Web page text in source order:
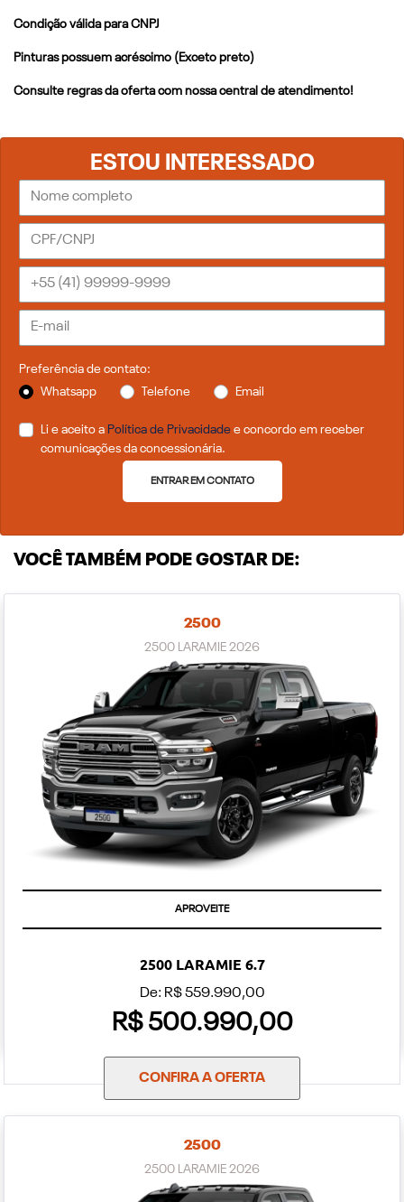
Condição válida para CNPJ
Pinturas possuem acréscimo (Exceto preto)
Consulte regras da oferta com nossa central de atendimento!
ESTOU INTERESSADO
Preferência de contato:
Whatsapp
Telefone Email
Li e aceito a Política de Privacidade e concordo em receber
comunicações da concessionária.
ENTRAR EM CONTATO
VOCÊ TAMBÉM PODE GOSTAR DE:
2500
2500 LARAMIE 2026
APROVEITE
2500 LARAMIE 6.7
De: R$ 559.990,00
R$ 500.990,00
CONFIRA A OFERTA
2500
2500 LARAMIE 2026